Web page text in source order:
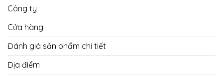
Công ty
Cửa hàng
Đánh giá sản phẩm chi tiết
Địa điểm